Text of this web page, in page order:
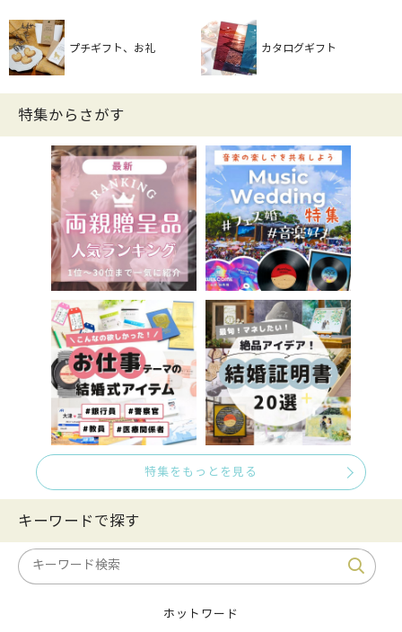
プチギフト、お礼 カタログギフト
特集からさがす
特集をもっとを見る
キーワードで探す
ホットワード